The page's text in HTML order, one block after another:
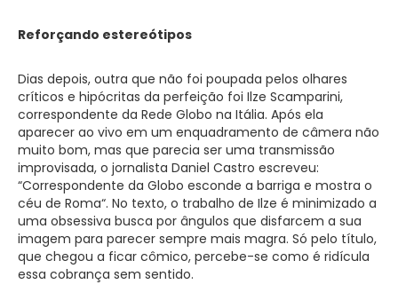
Reforçando estereótipos
Dias depois, outra que não foi poupada pelos olhares
críticos e hipócritas da perfeição foi Ilze Scamparini,
correspondente da Rede Globo na Itália. Após ela
aparecer ao vivo em um enquadramento de câmera não
muito bom, mas que parecia ser uma transmissão
improvisada, o jornalista Daniel Castro escreveu:
“Correspondente da Globo esconde a barriga e mostra o
céu de Roma“. No texto, o trabalho de Ilze é minimizado a
uma obsessiva busca por ângulos que disfarcem a sua
imagem para parecer sempre mais magra. Só pelo título,
que chegou a ficar cômico, percebe-se como é ridícula
essa cobrança sem sentido.